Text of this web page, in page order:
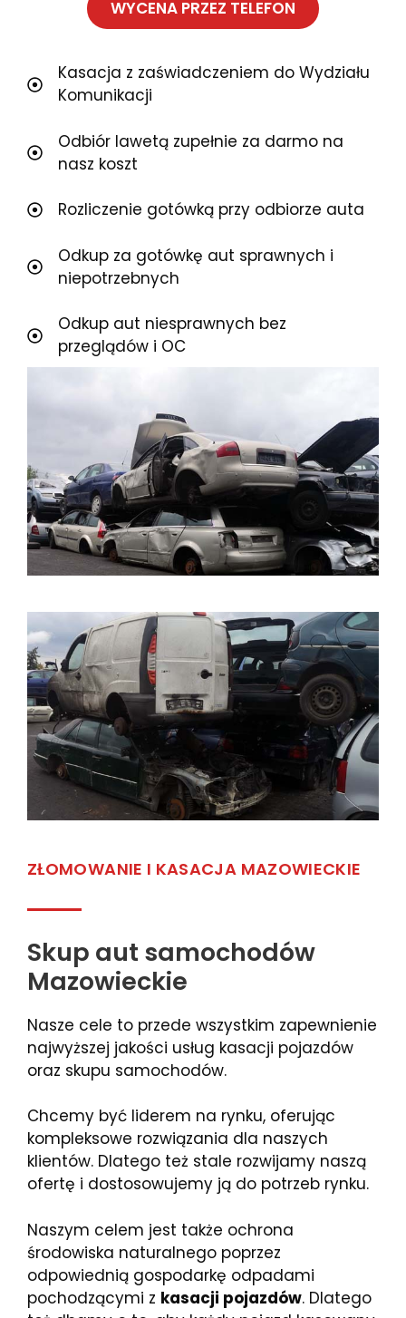
WYCENA PRZEZ TELEFON
Kasacja z zaświadczeniem do Wydziału
Komunikacji
Odbiór lawetą zupełnie za darmo na
nasz koszt
Rozliczenie gotówką przy odbiorze auta
Odkup za gotówkę aut sprawnych i
niepotrzebnych
Odkup aut niesprawnych bez
przeglądów i OC
ZŁOMOWANIE I KASACJA MAZOWIECKIE
Skup aut samochodów
Mazowieckie
Nasze cele to przede wszystkim zapewnienie
najwyższej jakości usług kasacji pojazdów
oraz skupu samochodów.
Chcemy być liderem na rynku, oferując
kompleksowe rozwiązania dla naszych
klientów. Dlatego też stale rozwijamy naszą
ofertę i dostosowujemy ją do potrzeb rynku.
Naszym celem jest także ochrona
środowiska naturalnego poprzez
odpowiednią gospodarkę odpadami
pochodzącymi z kasacji pojazdów. Dlatego